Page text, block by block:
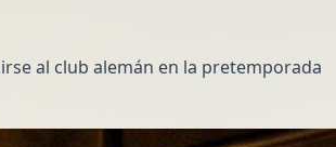
al club alemán en la pretemporada